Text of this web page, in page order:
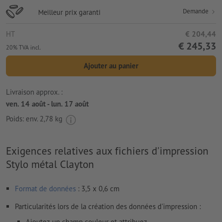
Meilleur prix garanti Demande
HT € 204,44
20% TVA incl. € 245,33
Ajouter au panier
Livraison approx. :
ven. 14 août - lun. 17 août
Poids: env. 2,78 kg
Exigences relatives aux fichiers d'impression
Stylo métal Clayton
Format de données : 3,5 x 0,6 cm
Particularités lors de la création des données d'impression :